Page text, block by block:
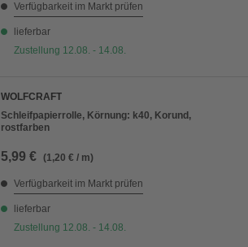
Verfügbarkeit im Markt prüfen
lieferbar
Zustellung 12.08. - 14.08.
WOLFCRAFT
Schleifpapierrolle, Körnung: k40, Korund,
rostfarben
5,99 € (1,20 € / m)
Verfügbarkeit im Markt prüfen
lieferbar
Zustellung 12.08. - 14.08.